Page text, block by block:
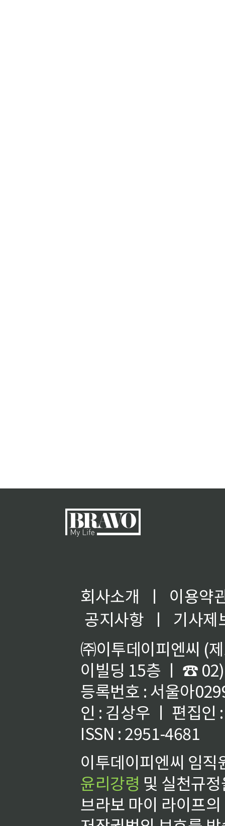
회사소개 ㅣ
이용약
공지사항
ㅣ
기사제
㈜이투데이피엔씨 (
이빌딩 15층 ㅣ ☎
등록번호 : 서울아
인 : 김상우 ㅣ 편집인
ISSN : 2951-4681
이투데이피엔씨 임
윤리강령 및 실천규
브라보 마이 라이프